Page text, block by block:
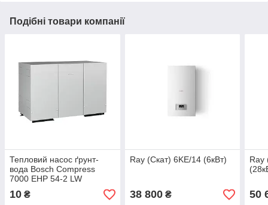
Подібні товари компанії
Тепловий насос ґрунт-
вода Bosch Compress
7000 EHP 54-2 LW
(59,9кВт)
10 ₴
Ray (Скат) 6KE/14 (6кВт)
38 800₴
Ray
50